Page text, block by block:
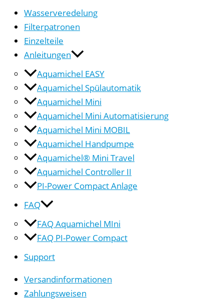
Wasserveredelung
Filterpatronen
Einzelteile
Anleitungen
Aquamichel EASY
Aquamichel Spülautomatik
Aquamichel Mini
Aquamichel Mini Automatisierung
Aquamichel Mini MOBIL
Aquamichel Handpumpe
Aquamichel® Mini Travel
Aquamichel Controller II
PI-Power Compact Anlage
FAQ
FAQ Aquamichel MIni
FAQ PI-Power Compact
Support
Versandinformationen
Zahlungsweisen